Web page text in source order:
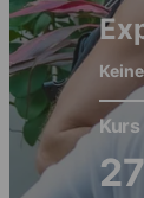
Kurs